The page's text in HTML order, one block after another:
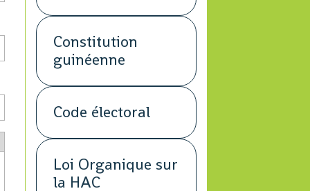
Constitution
guinéenne
Code électoral
Loi Organique sur
la HAC